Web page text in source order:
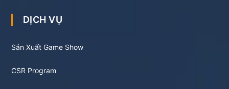
DỊCH VỤ
Sản Xuất Game Show
CSR Program